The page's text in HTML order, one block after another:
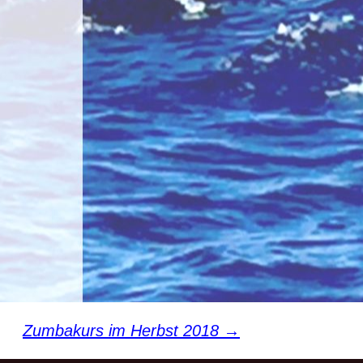
Sport pro Gesundheit
Sterne des Sports
Zumbakurs im Herbst 2018 →